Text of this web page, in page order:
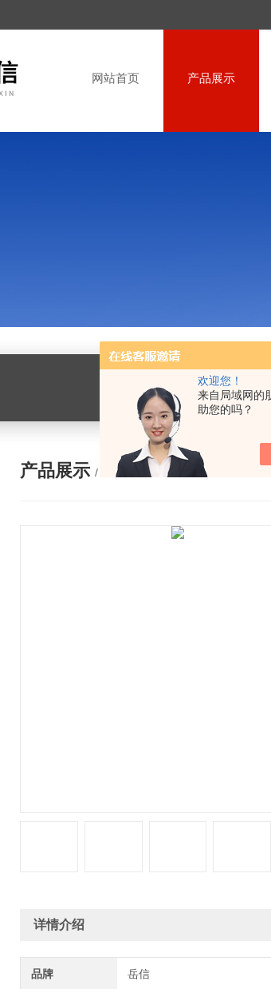
欢迎您！
来自局域网的
助您的吗？
网站首页 产品展示
产品展示 / PRODUCTS
详情介绍
品牌 岳信